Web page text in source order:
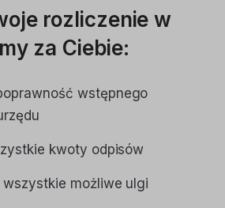
rozliczenie w
za Ciebie:
wstępnego
kwoty odpisów
możliwe ulgi